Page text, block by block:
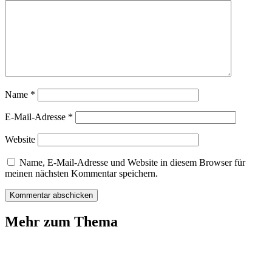
Name *
E-Mail-Adresse *
Website
Name, E-Mail-Adresse und Website in diesem Browser für
meinen nächsten Kommentar speichern.
Mehr zum Thema